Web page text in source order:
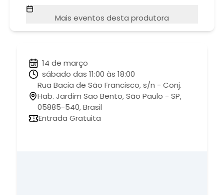
Mais eventos desta produtora
14 de março
sábado das 11:00 às 18:00
Rua Bacia de São Francisco, s/n - Conj.
Hab. Jardim Sao Bento, São Paulo - SP,
05885-540, Brasil
Entrada Gratuita